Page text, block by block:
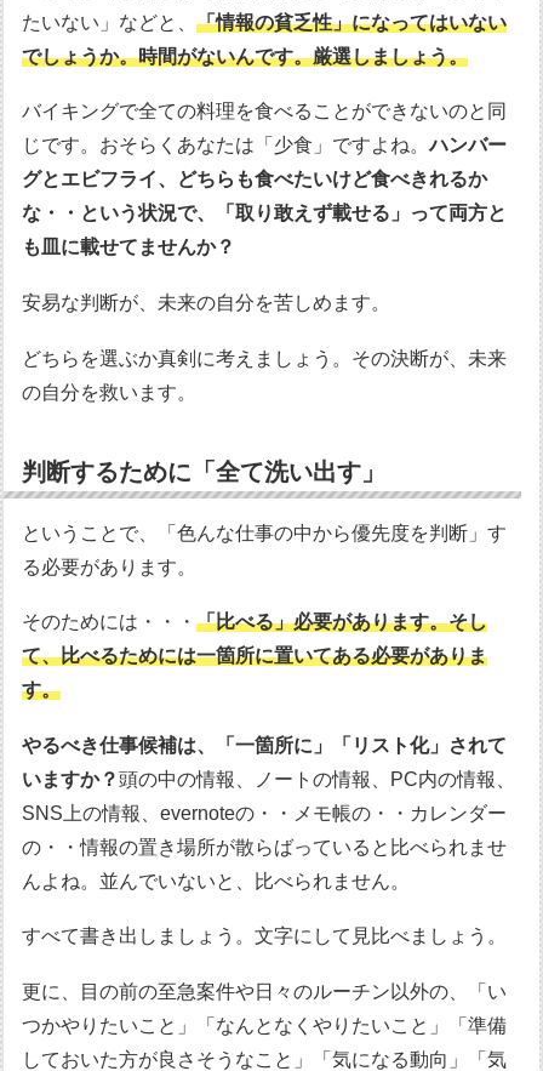
たいない」などと、「情報の貧乏性」になってはいない
でしょうか。時間がないんです。厳選しましょう。
バイキングで全ての料理を食べることができないのと同
じです。おそらくあなたは「少食」ですよね。ハンバー
グとエビフライ、どちらも食べたいけど食べきれるか
な・・という状況で、「取り敢えず載せる」って両方と
も皿に載せてませんか？
安易な判断が、未来の自分を苦しめます。
どちらを選ぶか真剣に考えましょう。その決断が、未来
の自分を救います。
判断するために「全て洗い出す」
ということで、「色んな仕事の中から優先度を判断」す
る必要があります。
そのためには・・・「比べる」必要があります。そし
て、比べるためには一箇所に置いてある必要がありま
す。
やるべき仕事候補は、「一箇所に」「リスト化」されて
いますか？頭の中の情報、ノートの情報、PC内の情報、
SNS上の情報、evernoteの・・メモ帳の・・カレンダー
の・・情報の置き場所が散らばっていると比べられませ
んよね。並んでいないと、比べられません。
すべて書き出しましょう。文字にして見比べましょう。
更に、目の前の至急案件や日々のルーチン以外の、「い
つかやりたいこと」「なんとなくやりたいこと」「準備
しておいた方が良さそうなこと」「気になる動向」「気